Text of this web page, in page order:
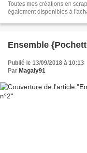
Toutes mes créations en
également disponibles à
Ensemble
Publié le 13/09/2018 à 10:13
Par Magaly91